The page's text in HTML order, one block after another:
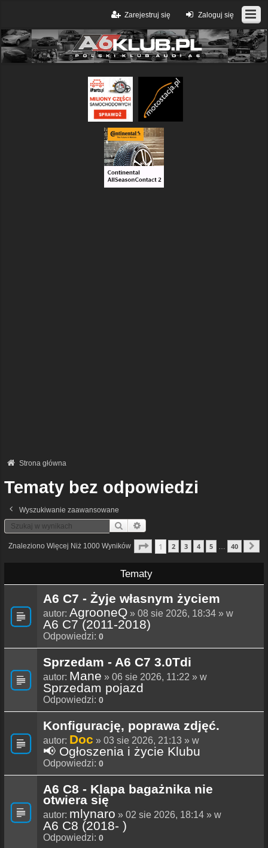
Zaloguj się
Zarejestruj się
Strona główna
Tematy bez odpowiedzi
Wyszukiwanie zaawansowane
Szukaj
Znaleziono Więcej Niż 1000 Wyników Strona1 40
1 2 3 4 5 40
Tematy
A6 C7 - Żyje własnym życiem
autor: AgrooneQ » 08 sie 2026, 18:34 » w
A6 C7 (2011-2018)
Odpowiedzi: 0
Sprzedam - A6 C7 3.0Tdi
autor: Mane » 06 sie 2026, 11:22 » w
Sprzedam pojazd
Odpowiedzi: 0
Konfigurację, poprawa zdjęć.
autor: Doc » 03 sie 2026, 21:13 » w
📢 Ogłoszenia i życie Klubu
Odpowiedzi: 0
A6 C8 - Klapa bagażnika nie
otwiera się
autor: mlynaro » 02 sie 2026, 18:14 » w
A6 C8 (2018- )
Odpowiedzi: 0